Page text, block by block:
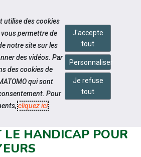
GRATUIT
LE HANDICAP POUR
utilise des cookies
permettre de
notre site sur les
des vidéos. Par
des cookies de
qui sont
Pour
cliquez ici.
J'accepte
tout
Personnaliser
Je refuse
tout